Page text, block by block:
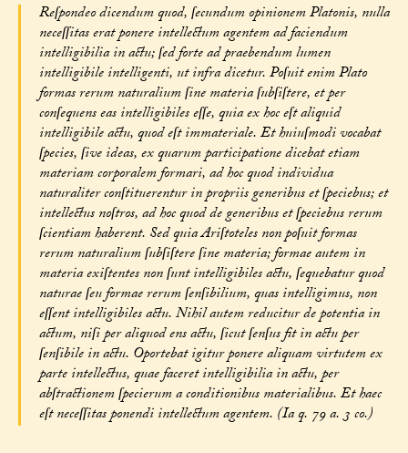
Reſpondeo dicendum quod, ſecundum opinionem Platonis, nulla
neceſſitas erat ponere intellectum agentem ad faciendum
intelligibilia in actu; ſed forte ad praebendum lumen
intelligibile intelligenti, ut infra dicetur. Poſuit enim Plato
formas rerum naturalium ſine materia ſubſiſtere, et per
conſequens eas intelligibiles eſſe, quia ex hoc eſt aliquid
intelligibile actu, quod eſt immateriale. Et huiuſmodi vocabat
ſpecies, ſive ideas, ex quarum participatione dicebat etiam
materiam corporalem formari, ad hoc quod individua
naturaliter conſtituerentur in propriis generibus et ſpeciebus; et
intellectus noſtros, ad hoc quod de generibus et ſpeciebus rerum
ſcientiam haberent. Sed quia Ariſtoteles non poſuit formas
rerum naturalium ſubſiſtere ſine materia; formae autem in
materia exiſtentes non ſunt intelligibiles actu, ſequebatur quod
naturae ſeu formae rerum ſenſibilium, quas intelligimus, non
eſſent intelligibiles actu. Nihil autem reducitur de potentia in
actum, niſi per aliquod ens actu, ſicut ſenſus fit in actu per
ſenſibile in actu. Oportebat igitur ponere aliquam virtutem ex
parte intellectus, quae faceret intelligibilia in actu, per
abſtractionem ſpecierum a conditionibus materialibus. Et haec
eſt neceſſitas ponendi intellectum agentem. (Ia q. 79 a. 3 co.)